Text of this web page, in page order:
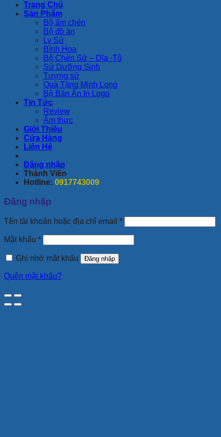
Trang Chủ
Sản Phẩm
Bộ ấm chén
Bộ đồ ăn
Ly Sứ
Bình Hoa
Bộ Chén Sứ – Dĩa -Tô
Sứ Dưỡng Sinh
Tượng sứ
Quà Tặng Minh Long
Bộ Bàn Ăn In Logo
Tin Tức
Review
Ẩm thực
Giới Thiệu
Cửa Hàng
Liên Hệ
Đăng nhập
Thành Viên
Hotline: 0917743009
Đăng nhập
Tên tài khoản hoặc địa chỉ email *Bắt
buộc
Mật khẩu *Bắt
buộc
Ghi nhớ mật khẩu
Đăng nhập
Quên mật khẩu?